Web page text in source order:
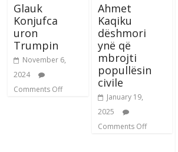
Glauk
Konjufca
uron
Trumpin
November 6,
2024
Comments Off
Ahmet
Kaqiku
dëshmori
ynë që
mbrojti
popullësin
civile
January 19,
2025
Comments Off